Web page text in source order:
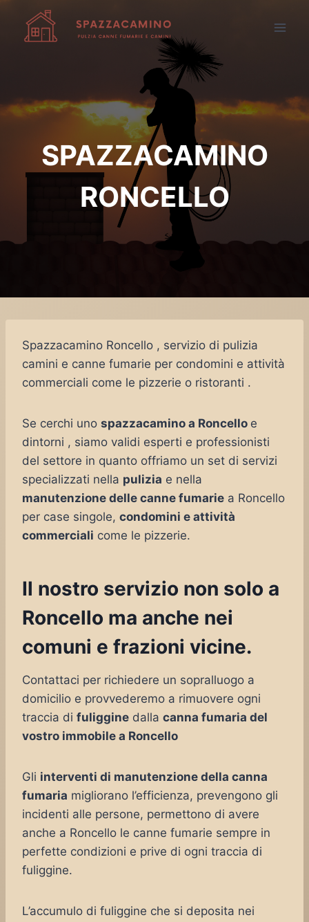
contenuto
SPAZZACAMINO
RONCELLO
Spazzacamino Roncello , servizio di pulizia
camini e canne fumarie per condomini e attività
commerciali come le pizzerie o ristoranti .
Se cerchi uno spazzacamino a Roncello e
dintorni , siamo validi esperti e professionisti
del settore in quanto offriamo un set di servizi
specializzati nella pulizia e nella
manutenzione delle canne fumarie a Roncello
per case singole, condomini e attività
commerciali come le pizzerie.
Il nostro servizio non solo a
Roncello ma anche nei
comuni e frazioni vicine.
Contattaci per richiedere un sopralluogo a
domicilio e provvederemo a rimuovere ogni
traccia di fuliggine dalla canna fumaria del
vostro immobile a Roncello
Gli interventi di manutenzione della canna
fumaria migliorano l’efficienza, prevengono gli
incidenti alle persone, permettono di avere
anche a Roncello le canne fumarie sempre in
perfette condizioni e prive di ogni traccia di
fuliggine.
L’accumulo di fuliggine che si deposita nei